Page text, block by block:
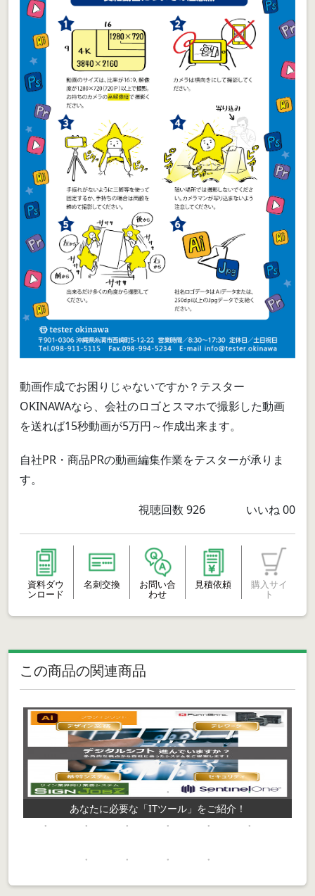
動画作成でお困りじゃないですか？テスター
OKINAWAなら、会社のロゴとスマホで撮影した動画
を送れば15秒動画が5万円～作成出来ます。
自社PR・商品PRの動画編集作業をテスターが承りま
す。
視聴回数926 いいね00
資料ダウ
ンロード
名刺交換 お問い合
わせ
見積依頼 購入サイ
ト
この商品の関連商品
あなたに必要な「ITツール」をご紹介！